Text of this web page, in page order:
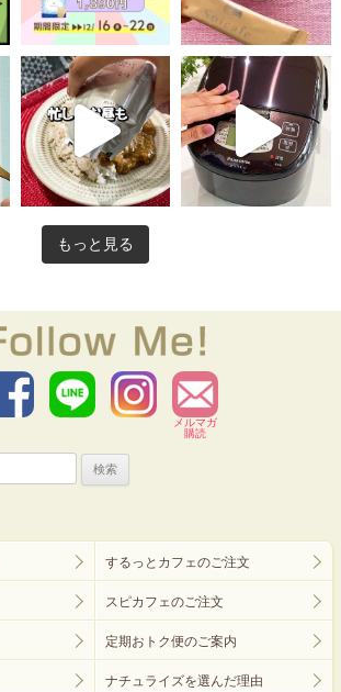
もっと見る
メルマガ
購読
するっとカフェのご注文
スピカフェのご注文
定期おトク便のご案内
ナチュライズを選んだ理由